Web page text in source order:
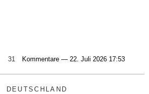
31 Kommentare — 22. Juli 2026 17:53
DEUTSCHLAND